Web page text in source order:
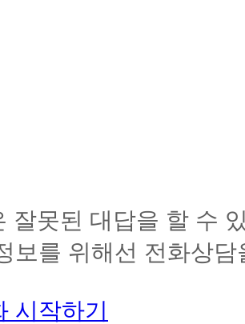
잘못된 대답을 할 수
보를 위해선 전화상
시작하기